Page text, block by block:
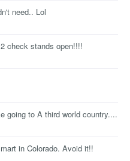
need.. Lol
check stands open!!!!
going to A third world country....
in Colorado. Avoid it!!